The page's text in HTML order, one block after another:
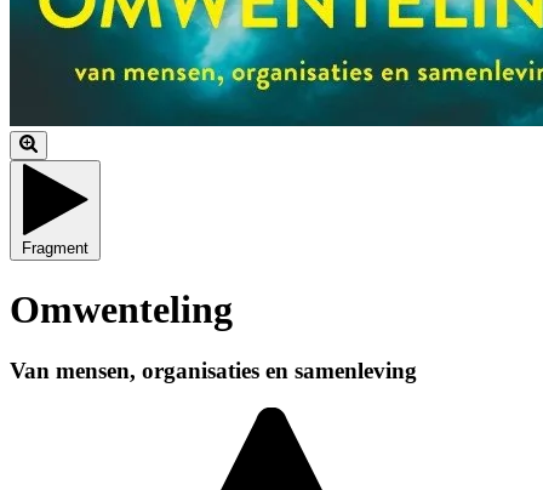
Fragment
Omwenteling
Van mensen, organisaties en samenleving